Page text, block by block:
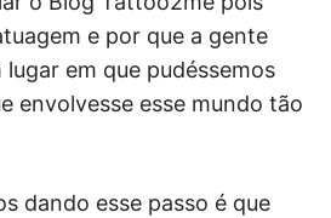
e por que a gente
em que pudéssemos
envolvesse esse mundo tão
dando esse passo é que